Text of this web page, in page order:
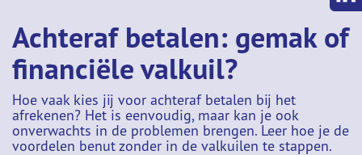
Achteraf betalen: gemak of
financiële valkuil?
Hoe vaak kies jij voor achteraf betalen bij het
afrekenen? Het is eenvoudig, maar kan je ook
onverwachts in de problemen brengen. Leer hoe je de
voordelen benut zonder in de valkuilen te stappen.